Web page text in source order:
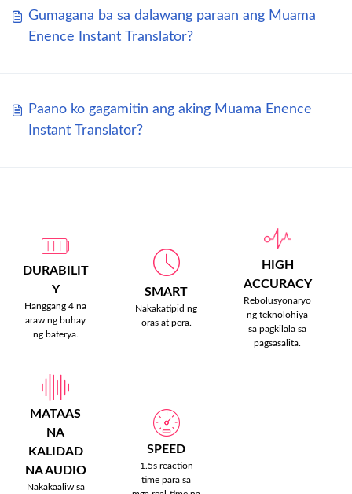
Gumagana ba sa dalawang paraan ang Muama
Enence Instant Translator?
Paano ko gagamitin ang aking Muama Enence
Instant Translator?
DURABILIT
Y
Hanggang 4 na
araw ng buhay
ng baterya.
SMART
Nakakatipid ng
oras at pera.
HIGH
ACCURACY
Rebolusyonaryo
ng teknolohiya
sa pagkilala sa
pagsasalita.
MATAAS
NA
KALIDAD
NA AUDIO
Nakakaaliw sa
SPEED
1.5s reaction
time para sa